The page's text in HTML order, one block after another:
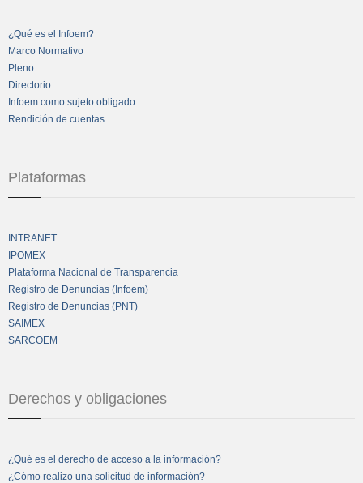
¿Qué es el Infoem?
Marco Normativo
Pleno
Directorio
Infoem como sujeto obligado
Rendición de cuentas
Plataformas
INTRANET
IPOMEX
Plataforma Nacional de Transparencia
Registro de Denuncias (Infoem)
Registro de Denuncias (PNT)
SAIMEX
SARCOEM
Derechos y obligaciones
¿Qué es el derecho de acceso a la información?
¿Cómo realizo una solicitud de información?